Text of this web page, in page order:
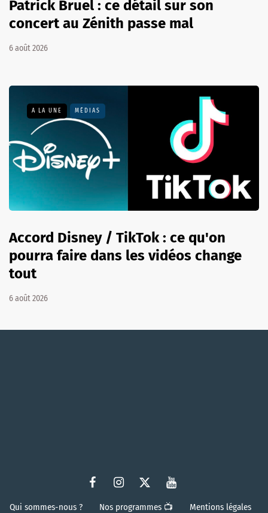
Patrick Bruel : ce détail sur son
concert au Zénith passe mal
6 août 2026
A LA UNE MÉDIAS
Accord Disney / TikTok : ce qu'on
pourra faire dans les vidéos change
tout
6 août 2026
Qui sommes-nous ? Nos programmes 📺 Mentions légales